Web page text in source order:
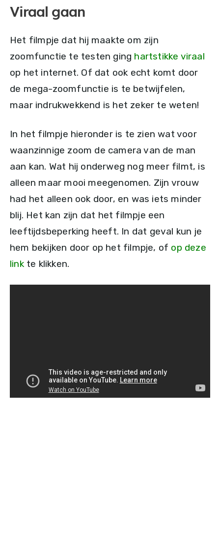
Viraal gaan
Het filmpje dat hij maakte om zijn
zoomfunctie te testen ging hartstikke viraal
op het internet. Of dat ook echt komt door
de mega-zoomfunctie is te betwijfelen,
maar indrukwekkend is het zeker te weten!
In het filmpje hieronder is te zien wat voor
waanzinnige zoom de camera van de man
aan kan. Wat hij onderweg nog meer filmt, is
alleen maar mooi meegenomen. Zijn vrouw
had het alleen ook door, en was iets minder
blij. Het kan zijn dat het filmpje een
leeftijdsbeperking heeft. In dat geval kun je
hem bekijken door op het filmpje, of op deze
linkte klikken.